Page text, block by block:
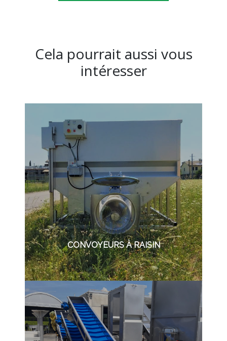
Cela pourrait aussi vous
intéresser
CONVOYEURS À RAISIN